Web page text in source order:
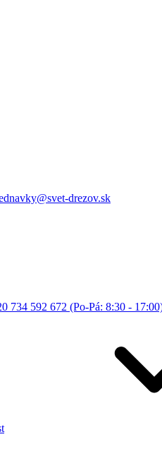
drezov.sk
734 592 672 (Po-Pá: 8:30 -